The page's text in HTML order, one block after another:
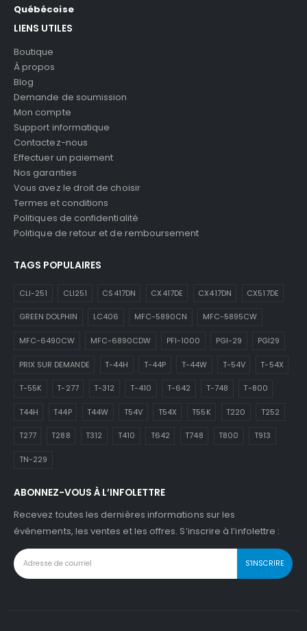
Québécoise
LIENS UTILES
Boutique
À propos
Blog
Demande de soumission
Mon compte
Support informatique
Contactez-nous
Effectuer un paiement
Nos garanties
Vous avez le droit de choisir
Termes et conditions
Politiques de confidentialité
Politique de retour et de remboursement
TAGS POPULAIRES
CLI-251 CLI251 CS417DN CX417DE CX417DN CX517DE
GREEN DOLPHIN LC406 MFC-5890CN MFC-5895CW
MFC-6490CW MFC-6890CDW PFI-1000 PGI-29 PGI29
PRIX SUR DEMANDE T-44H T-44P T-44W T-54V T-54X
T-55K T-277 T-312 T-410 T-642 T-748 T-800
T44H T44P T44W T54V T54X T55K T220 T252
T277 T288 T312 T410 T642 T748 T800 T913
TN-229
ABONNEZ-VOUS À L’INFOLETTRE
Recevez toutes les dernières informations sur les
événements, les ventes et les offres. S’inscrire à l’infolettre :